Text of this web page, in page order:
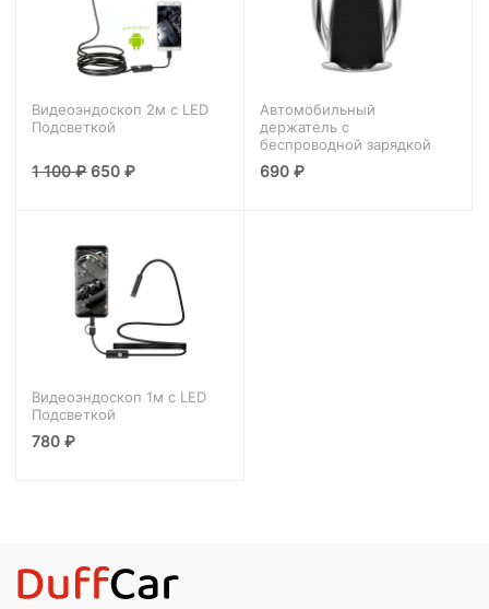
Видеоэндоскоп 2м с LED
Подсветкой
1 100₽ 650₽
Автомобильный
держатель с
беспроводной зарядкой
690₽
Видеоэндоскоп 1м с LED
Подсветкой
780₽